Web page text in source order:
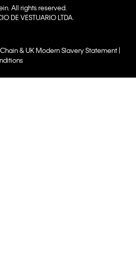
All rights reserved.
DE VESTUARIO LTDA.
& UK Modern Slavery Statement |